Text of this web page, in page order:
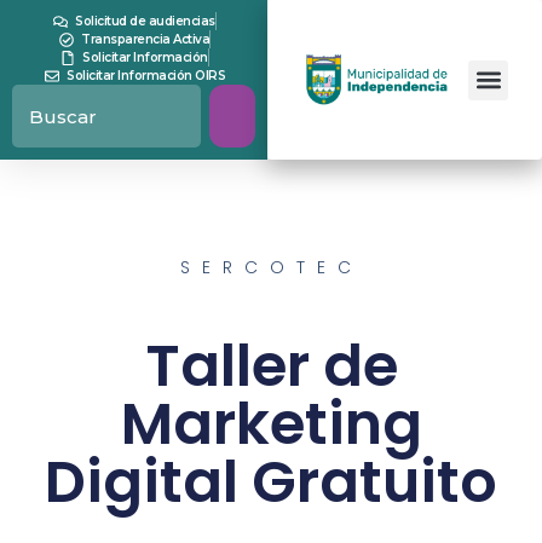
Solicitud de audiencias
Transparencia Activa
Solicitar Información
Solicitar Información OIRS
SERCOTEC
Taller de
Marketing
Digital Gratuito